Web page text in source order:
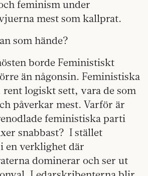
feminism under
mest som kallprat.
som hände?
borde Feministiskt
än någonsin. Feministiska
logiskt sett, vara de som
påverkar mest. Varför är
feministiska parti
snabbast? I stället
en verklighet där
dominerar och ser ut